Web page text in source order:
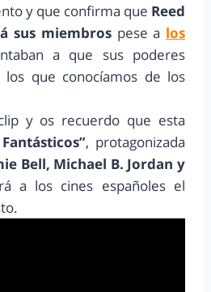
y que confirma que Reed
sus miembrospese a los
a que sus poderes
que conocíamos de los
y os recuerdo que esta
, protagonizada
Bell, Michael B. Jordan y
a los cines españoles el